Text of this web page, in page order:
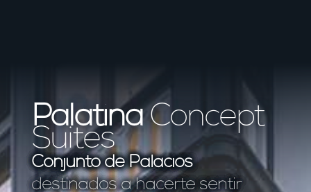
PalatinaConcept
Suites
Conjunto de Palacios
destinados a hacerte sentir